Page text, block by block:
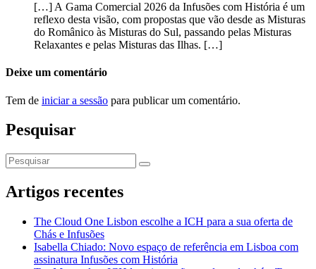
[…] A Gama Comercial 2026 da Infusões com História é um
reflexo desta visão, com propostas que vão desde as Misturas
do Românico às Misturas do Sul, passando pelas Misturas
Relaxantes e pelas Misturas das Ilhas. […]
Deixe um comentário
Tem de iniciar a sessão para publicar um comentário.
Pesquisar
Artigos recentes
The Cloud One Lisbon escolhe a ICH para a sua oferta de
Chás e Infusões
Isabella Chiado: Novo espaço de referência em Lisboa com
assinatura Infusões com História